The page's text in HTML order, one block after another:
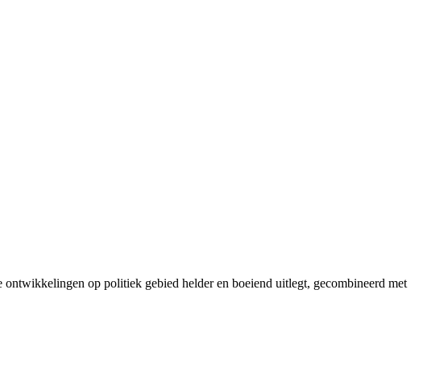
op politiek gebied helder en boeiend uitlegt, gecombineerd met